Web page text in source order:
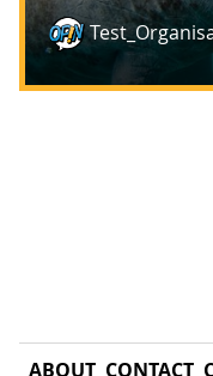
ABOUT CONTACT